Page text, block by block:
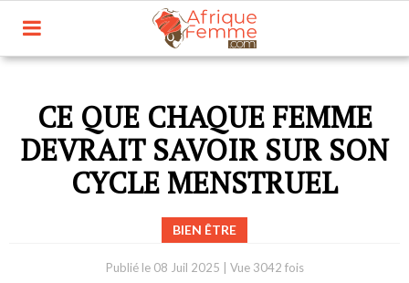
CE QUE CHAQUE FEMME
DEVRAIT SAVOIR SUR SON
CYCLE MENSTRUEL
BIEN ÊTRE
Publié le 08 Juil 2025 Vue 3042 fois